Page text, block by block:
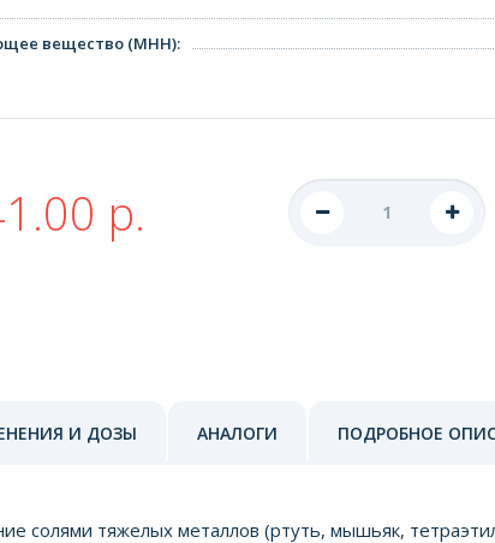
вещество (МНН):
р.
И ДОЗЫ АНАЛОГИ ПОДРОБНОЕ
солями тяжелых металлов (ртуть, мышьяк,